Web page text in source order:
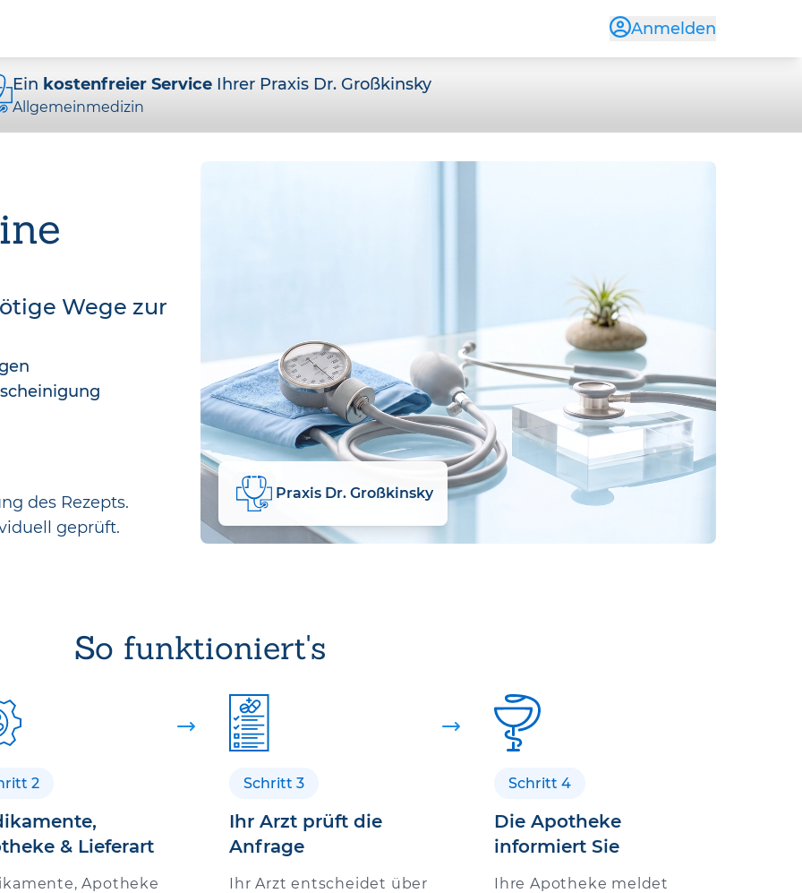
Anmelden
Ein kostenfreier Service Ihrer Praxis Dr. Großkinsky
Allgemeinmedizin
Wege zur
des Rezepts.
geprüft.
Praxis Dr. Großkinsky
So funktioniert's
2
& Lieferart
Apotheke
Schritt 3
Ihr Arzt prüft die
Anfrage
Ihr Arzt entscheidet über
Schritt 4
Die Apotheke
informiert Sie
Ihre Apotheke meldet